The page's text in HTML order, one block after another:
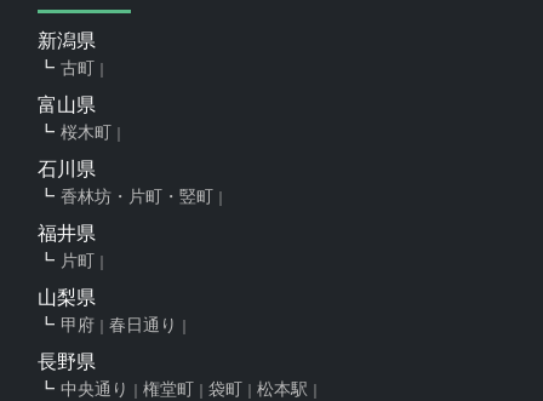
新潟県
古町
富山県
桜木町
石川県
香林坊・片町・竪町
福井県
片町
山梨県
甲府 春日通り
長野県
中央通り 権堂町 袋町 松本駅